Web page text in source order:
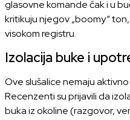
glasovne komande čak i u
kritikuju njegov „boomy“
visokom registru.
Izolacija buke i
Ove slušalice nemaju
Recenzenti su prijavili da
buka iz okoline (razgovor,